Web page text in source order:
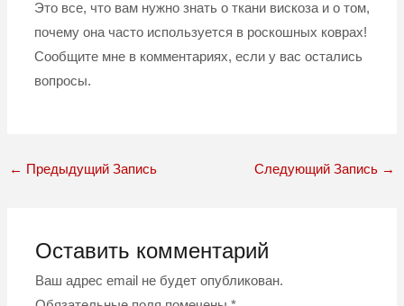
Это все, что вам нужно знать о ткани вискоза и о том,
почему она часто используется в роскошных коврах!
Сообщите мне в комментариях, если у вас остались
вопросы.
← Предыдущий Запись Следующий Запись →
Оставить комментарий
Ваш адрес email не будет опубликован.